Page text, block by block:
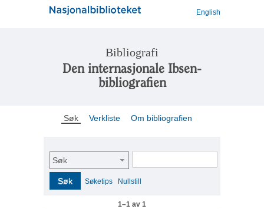
English
Bibliografi
Den internasjonale Ibsen-
bibliografien
Søk Verkliste Om bibliografien
Søk
Søk Søketips Nullstill
1–1 av 1